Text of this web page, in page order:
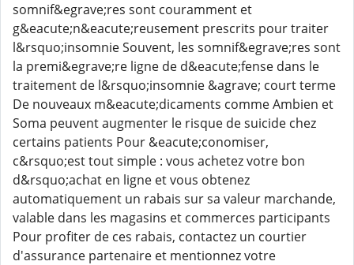
somnif&egrave;res sont couramment et
g&eacute;n&eacute;reusement prescrits pour traiter
l&rsquo;insomnie Souvent, les somnif&egrave;res sont
la premi&egrave;re ligne de d&eacute;fense dans le
traitement de l&rsquo;insomnie &agrave; court terme
De nouveaux m&eacute;dicaments comme Ambien et
Soma peuvent augmenter le risque de suicide chez
certains patients Pour &eacute;conomiser,
c&rsquo;est tout simple : vous achetez votre bon
d&rsquo;achat en ligne et vous obtenez
automatiquement un rabais sur sa valeur marchande,
valable dans les magasins et commerces participants
Pour profiter de ces rabais, contactez un courtier
d'assurance partenaire et mentionnez votre